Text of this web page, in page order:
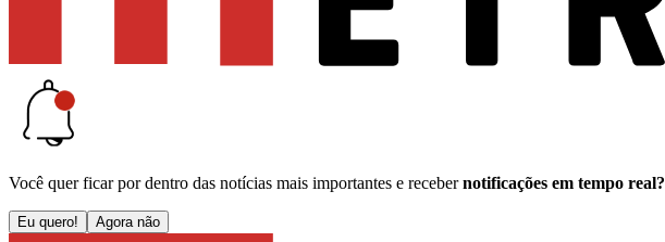
Você quer ficar por dentro das notícias mais importantes e receber notificações em tempo real?
Eu quero! Agora não